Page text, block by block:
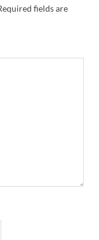
fields are